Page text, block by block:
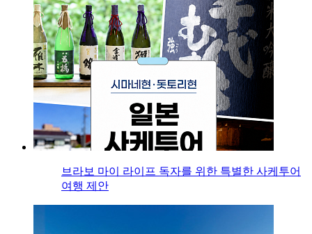
브라보 마이 라이프 독자를 위한 특별한 사케투어
여행 제안